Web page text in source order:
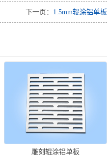
下一页： 1.5mm辊涂铝单板
雕刻辊涂铝单板